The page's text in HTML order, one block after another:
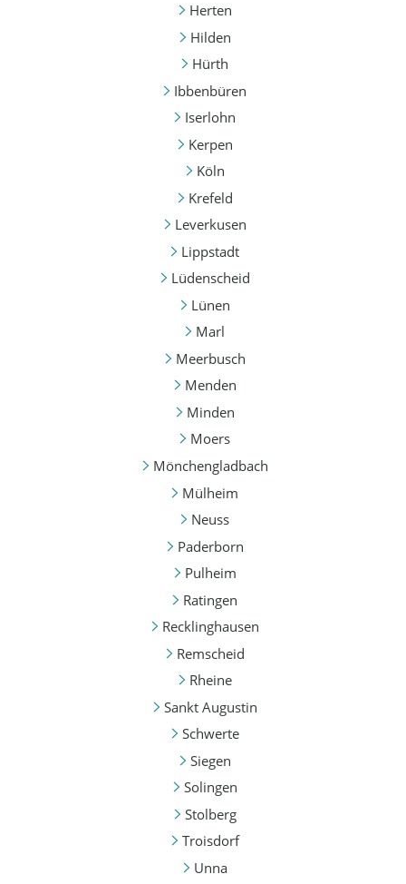
Herten
Hilden
Hürth
Ibbenbüren
Iserlohn
Kerpen
Köln
Krefeld
Leverkusen
Lippstadt
Lüdenscheid
Lünen
Marl
Meerbusch
Menden
Minden
Moers
Mönchengladbach
Mülheim
Neuss
Paderborn
Pulheim
Ratingen
Recklinghausen
Remscheid
Rheine
Sankt Augustin
Schwerte
Siegen
Solingen
Stolberg
Troisdorf
Unna